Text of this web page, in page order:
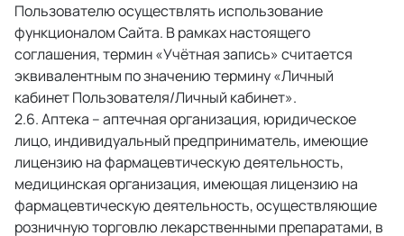
Пользователю осуществлять использование
функционалом Сайта. В рамках настоящего
соглашения, термин «Учётная запись» считается
эквивалентным по значению термину «Личный
кабинет Пользователя/Личный кабинет».
Аптека – аптечная организация, юридическое
лицо, индивидуальный предприниматель, имеющие
лицензию на фармацевтическую деятельность,
медицинская организация, имеющая лицензию на
фармацевтическую деятельность, осуществляющие
розничную торговлю лекарственными препаратами, в